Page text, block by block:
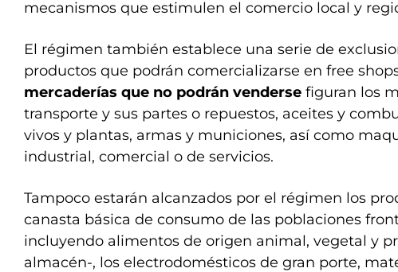
mecanismos que estimulen el comercio local y
El régimen también establece una serie de
productos que podrán comercializarse en free
mercaderías que no podrán venderse figuran los
transporte y sus partes o repuestos, aceites y
vivos y plantas, armas y municiones, así como
industrial, comercial o de servicios.
Tampoco estarán alcanzados por el régimen los
canasta básica de consumo de las poblaciones
incluyendo alimentos de origen animal, vegetal y
almacén-, los electrodomésticos de gran porte,